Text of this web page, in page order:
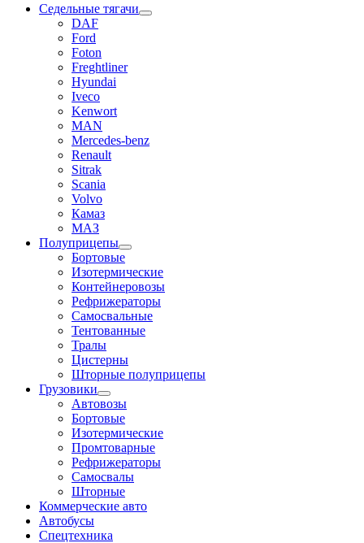
Седельные тягачи
DAF
Ford
Foton
Freghtliner
Hyundai
Iveco
Kenwort
MAN
Mercedes-benz
Renault
Sitrak
Scania
Volvo
Камаз
МАЗ
Полуприцепы
Бортовые
Изотермические
Контейнеровозы
Рефрижераторы
Самосвальные
Тентованные
Тралы
Цистерны
Шторные полуприцепы
Грузовики
Автовозы
Бортовые
Изотермические
Промтоварные
Рефрижераторы
Самосвалы
Шторные
Коммерческие авто
Автобусы
Спецтехника